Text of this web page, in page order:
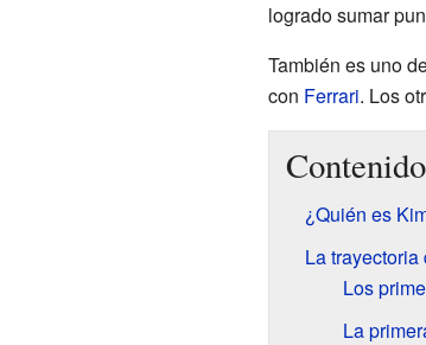
logrado sumar
También es uno
con Ferrari. Los
Contenido
¿Quién es
La
Los
La